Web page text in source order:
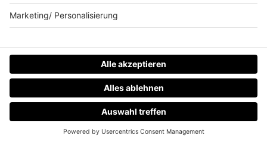
HOME RADIOS MENÜ